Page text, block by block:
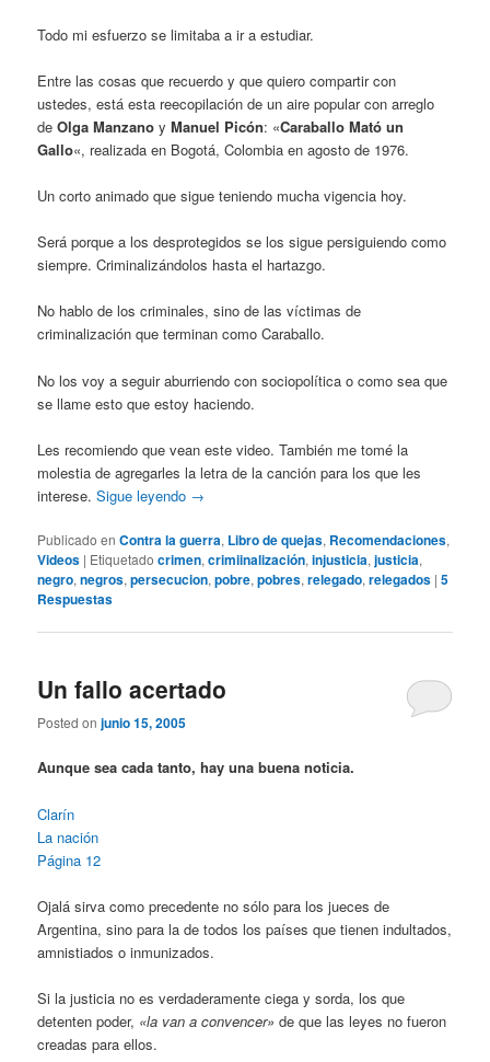
Todo mi esfuerzo se limitaba a ir a estudiar.
Entre las cosas que recuerdo y que quiero compartir con
ustedes, está esta reecopilación de un aire popular con arreglo
deOlga Manzano yManuel Picón: «Caraballo Mató un
Gallo«, realizada en Bogotá, Colombia en agosto de 1976.
Un corto animado que sigue teniendo mucha vigencia hoy.
Será porque a los desprotegidos se los sigue persiguiendo como
siempre. Criminalizándolos hasta el hartazgo.
No hablo de los criminales, sino de las víctimas de
criminalización que terminan como Caraballo.
No los voy a seguir aburriendo con sociopolítica o como sea que
se llame esto que estoy haciendo.
Les recomiendo que vean este video. También me tomé la
molestia de agregarles la letra de la canción para los que les
interese.Sigue leyendo →
Publicado en Contra la guerra, Libro de quejas, Recomendaciones,
Videos | Etiquetado crimen,crimiinalización,injusticia,justicia,
negro,negros,persecucion,pobre,pobres,relegado,relegados |5
Respuestas
Un fallo acertado
Posted onjunio 15, 2005
Aunque sea cada tanto, hay una buena noticia.
Clarín
La nación
Página 12
Ojalá sirva como precedente no sólo para los jueces de
Argentina, sino para la de todos los países que tienen indultados,
amnistiados o inmunizados.
Si la justicia no es verdaderamente ciega y sorda, los que
detenten poder, «la van a convencer» de que las leyes no fueron
creadas para ellos.